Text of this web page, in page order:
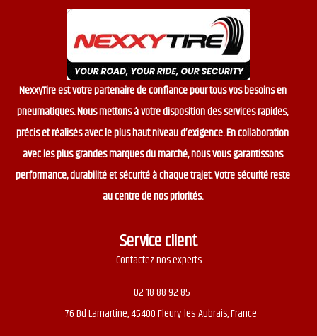
NexxyTire est votre partenaire de confiance pour tous vos besoins en
pneumatiques. Nous mettons à votre disposition des services rapides,
précis et réalisés avec le plus haut niveau d’exigence. En collaboration
avec les plus grandes marques du marché, nous vous garantissons
performance, durabilité et sécurité à chaque trajet. Votre sécurité reste
au centre de nos priorités.
Service client
Contactez nos experts
02 18 88 92 85
76 Bd Lamartine, 45400 Fleury-les-Aubrais, France